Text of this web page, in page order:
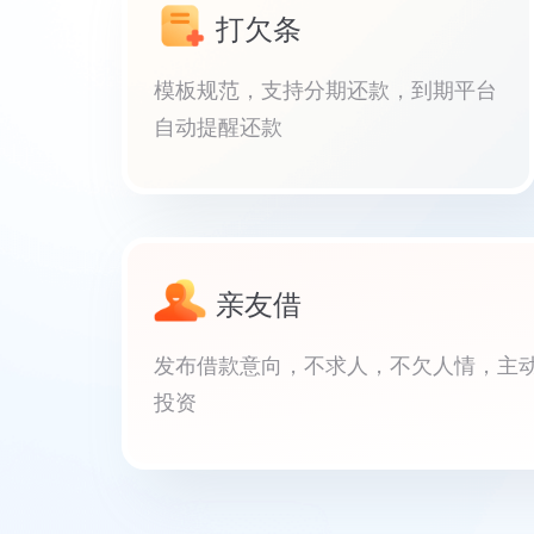
打欠条
模板规范，支持分期还款，到期平台
自动提醒还款
亲友借
发布借款意向，不求人，不欠人情，主
投资